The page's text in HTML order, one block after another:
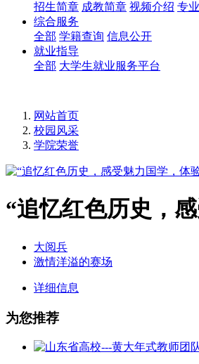
招生简章 成教简章 视频介绍 专
综合服务
全部 学籍查询 信息公开
就业指导
全部 大学生就业服务平台
网站首页
校园风采
学院荣誉
“追忆红色历史，
大阅兵
激情洋溢的赛场
详细信息
为您推荐